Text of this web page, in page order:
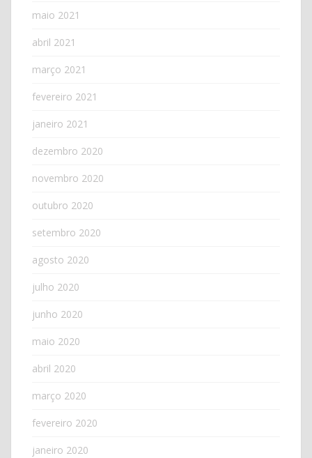
maio 2021
abril 2021
março 2021
fevereiro 2021
janeiro 2021
dezembro 2020
novembro 2020
outubro 2020
setembro 2020
agosto 2020
julho 2020
junho 2020
maio 2020
abril 2020
março 2020
fevereiro 2020
janeiro 2020